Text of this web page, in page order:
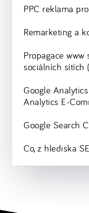
PPC reklama
Remarketing a
Propagace
sociálních sítích
Google
Analytics E-
Google Search
Co, z hlediska